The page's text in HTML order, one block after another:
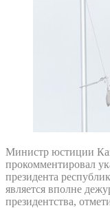
Министр юстиции
прокомментировал
президента
является вполне
президентства,